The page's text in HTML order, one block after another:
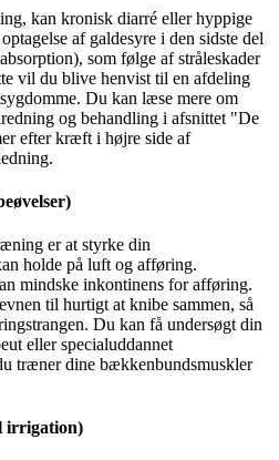
kan kronisk diarré eller hyppige
af galdesyre i den sidste del
som følge af stråleskader
vil du blive henvist til en afdeling
Du kan læse mere om
og behandling i afsnittet "De
efter kræft i højre side af
er at styrke din
holde på luft og afføring.
mindske inkontinens for afføring.
til hurtigt at knibe sammen, så
Du kan få undersøgt din
eller specialuddannet
træner dine bækkenbundsmuskler
irrigation)